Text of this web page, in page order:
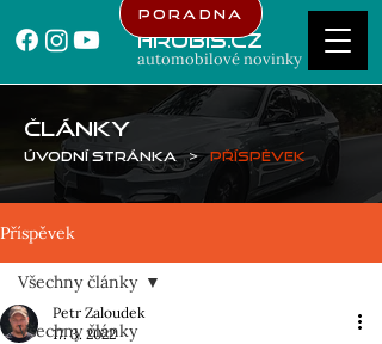
Hrubis.cz
automobilové novinky
Poradna
ČLÁNKY
Úvodní stránka > Příspěvek
Příspěvek
Všechny články
Všechny články
Petr Zaloudek
17. 3. 2022